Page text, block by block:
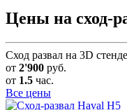
Цены на сход-
Сход развал на 3D стенде
от 2'900 руб.
от 1.5 час.
Все цены